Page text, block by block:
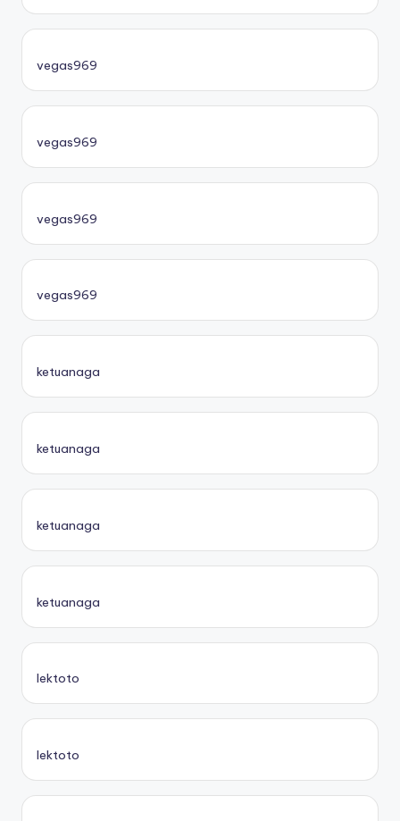
vegas969
vegas969
vegas969
vegas969
ketuanaga
ketuanaga
ketuanaga
ketuanaga
lektoto
lektoto